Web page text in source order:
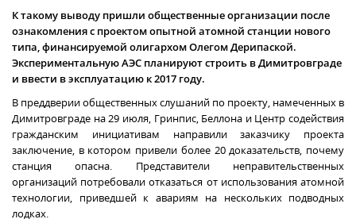
К такому выводу пришли общественные организации после
ознакомления с проектом опытной атомной станции нового
типа, финансируемой олигархом Олегом Дерипаской.
Экспериментальную АЭС планируют строить в Димитровграде
и ввести в эксплуатацию к 2017 году.
В преддверии общественных слушаний по проекту, намеченных в
Димитровграде на 29 июля, Гринпис, Беллона и Центр содействия
гражданским инициативам направили заказчику проекта
заключение, в котором привели более 20 доказательств, почему
станция опасна. Представители неправительственных
организаций потребовали отказаться от использования атомной
технологии, приведшей к авариям на нескольких подводных
лодках.